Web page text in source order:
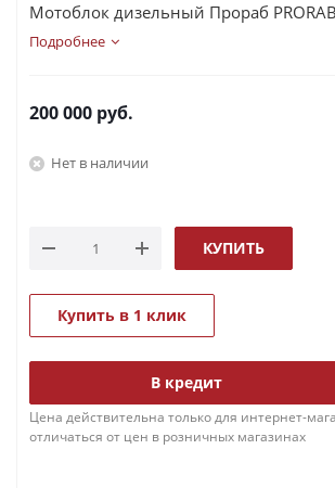
Мотоблок дизельный Прораб
Подробнее
200 000 руб.
Нет в наличии
КУПИТЬ
Купить в 1 клик
В кредит
Цена действительна только для интернет-
отличаться от цен в розничных магазинах